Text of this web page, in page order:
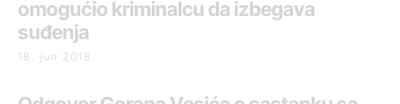
omogućio kriminalcu da izbegava
suđenja
18. jun 2018.